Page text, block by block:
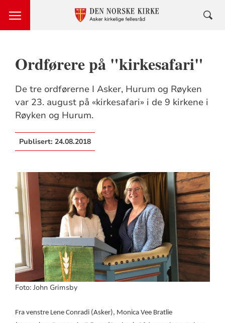
Ordførere på "kirkesafari"
De tre ordførerne I Asker, Hurum og Røyken
var 23. august på «kirkesafari» i de 9 kirkene i
Røyken og Hurum.
Publisert: 24.08.2018
Foto: John Grimsby
Fra venstre Lene Conradi (Asker), Monica Vee Bratlie